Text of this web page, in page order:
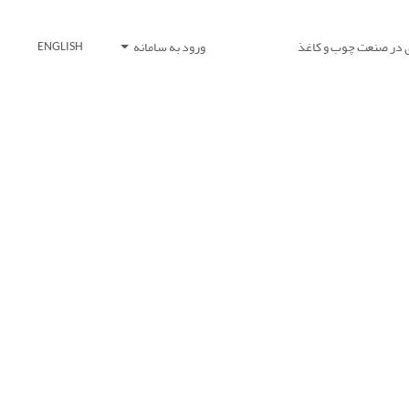
در صنعت چوب و کاغذ ورود به سامانه ENGLISH